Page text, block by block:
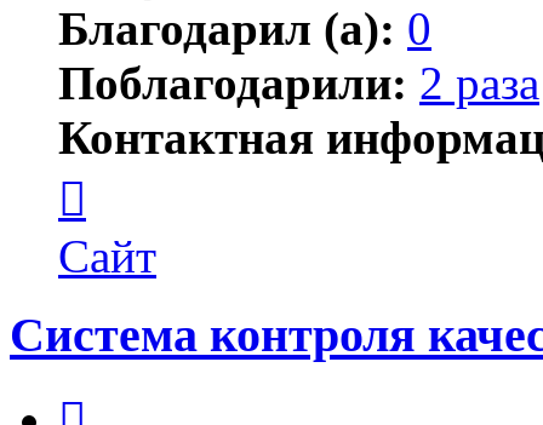
Благодарил (а): 0
Поблагодарили: 2 раза
Контактная
пользователя
arsenaling
Сайт
Система контроля